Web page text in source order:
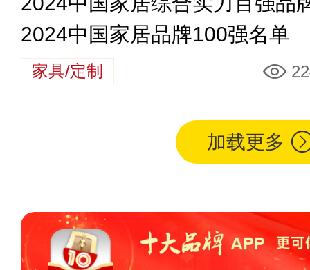
2024中国家居品牌100强名单
家具/定制
加载更多